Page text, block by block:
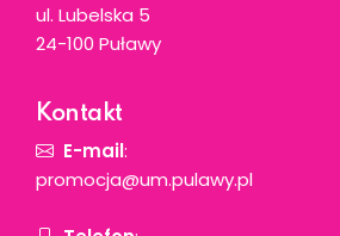
ul. Lubelska 5
24-100 Puławy
Kontakt
E-mail:
promocja@um.pulawy.pl